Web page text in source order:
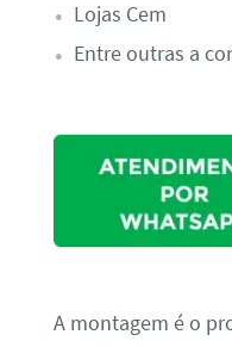
Lojas Cem
Entre outras a
A montagem é o